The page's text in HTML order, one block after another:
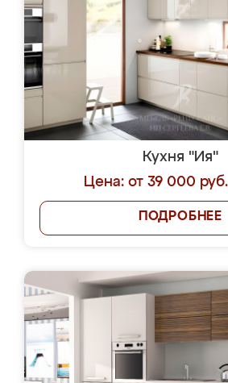
Кухня "Ия"
Цена: от 39 000
ПОДРОБНЕЕ